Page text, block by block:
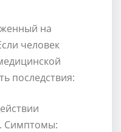
на
человек
последствия:
Симптомы: